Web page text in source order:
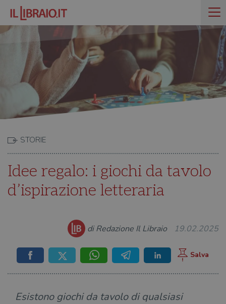
STORIE
Idee regalo: i giochi da tavolo
d’ispirazione letteraria
di Redazione Il Libraio 19.02.2025
Esistono giochi da tavolo di qualsiasi